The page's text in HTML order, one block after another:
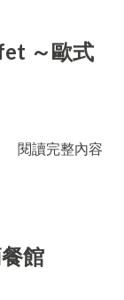
～歐式
閱讀完整內容
館